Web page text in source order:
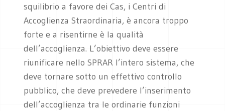
squilibrio a favore dei Cas, i Centri di
Accoglienza Straordinaria, è ancora troppo
forte e a risentirne è la qualità
dell’accoglienza. L’obiettivo deve essere
riunificare nello SPRAR l’intero sistema, che
deve tornare sotto un effettivo controllo
pubblico, che deve prevedere l’inserimento
dell’accoglienza tra le ordinarie funzioni